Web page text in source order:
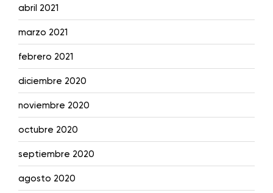
abril 2021
marzo 2021
febrero 2021
diciembre 2020
noviembre 2020
octubre 2020
septiembre 2020
agosto 2020